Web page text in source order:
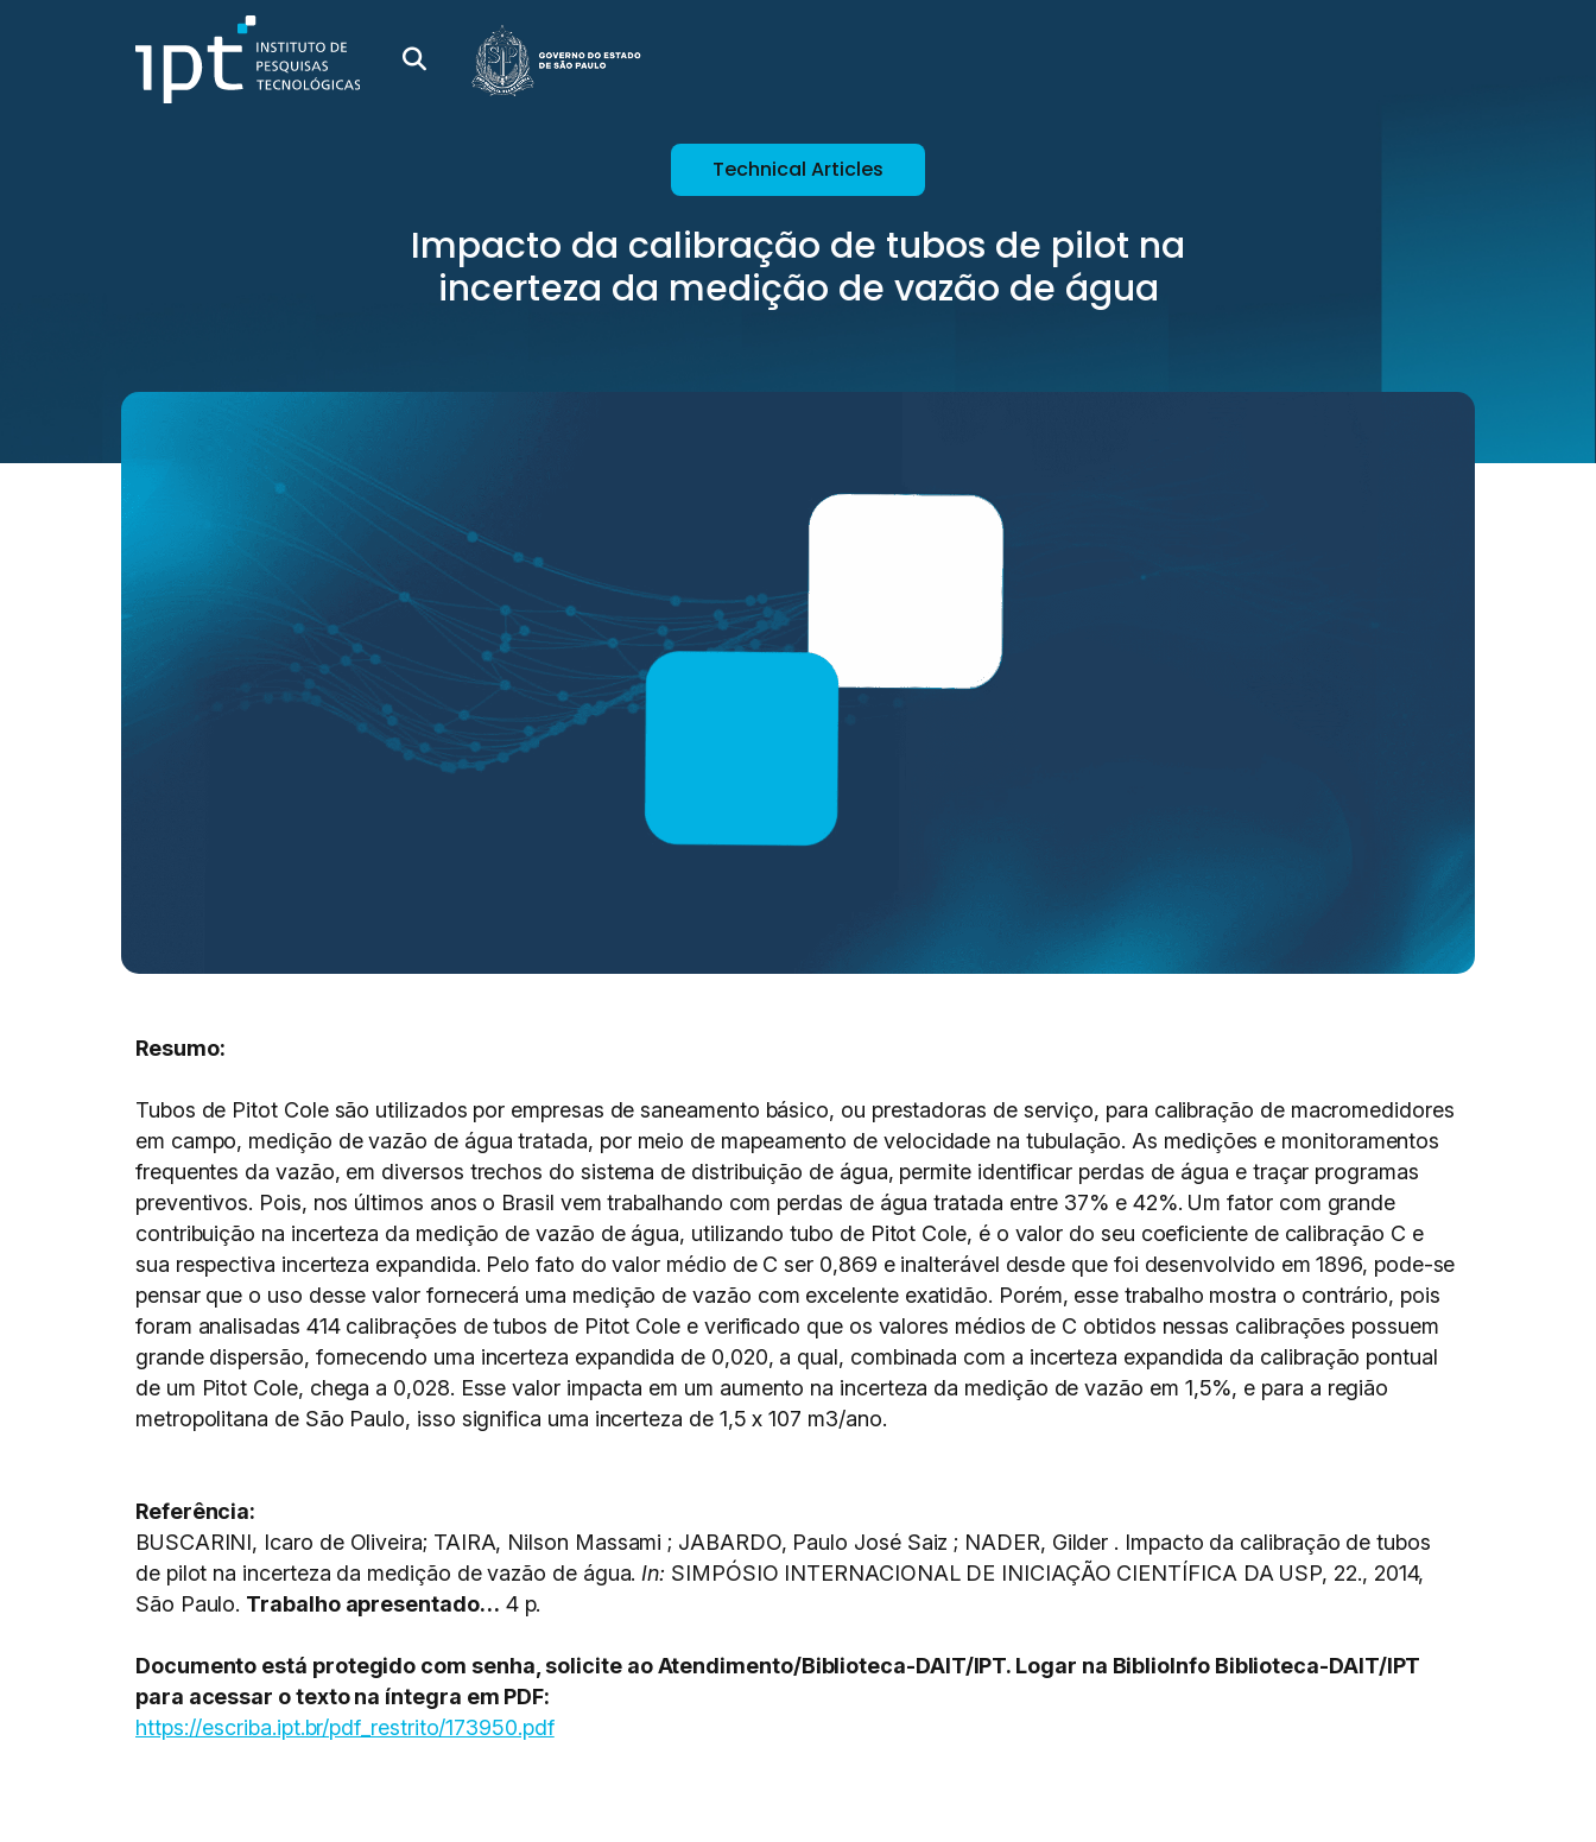
Technical Articles
Impacto da calibração de tubos de pilot na
incerteza da medição de vazão de água
Resumo:
Tubos de Pitot Cole são utilizados por empresas de saneamento básico, ou prestadoras de serviço, para calibração de macromedidores
em campo, medição de vazão de água tratada, por meio de mapeamento de velocidade na tubulação. As medições e monitoramentos
frequentes da vazão, em diversos trechos do sistema de distribuição de água, permite identificar perdas de água e traçar programas
preventivos. Pois, nos últimos anos o Brasil vem trabalhando com perdas de água tratada entre 37% e 42%. Um fator com grande
contribuição na incerteza da medição de vazão de água, utilizando tubo de Pitot Cole, é o valor do seu coeficiente de calibração C e
sua respectiva incerteza expandida. Pelo fato do valor médio de C ser 0,869 e inalterável desde que foi desenvolvido em 1896, pode-se
pensar que o uso desse valor fornecerá uma medição de vazão com excelente exatidão. Porém, esse trabalho mostra o contrário, pois
foram analisadas 414 calibrações de tubos de Pitot Cole e verificado que os valores médios de C obtidos nessas calibrações possuem
grande dispersão, fornecendo uma incerteza expandida de 0,020, a qual, combinada com a incerteza expandida da calibração pontual
de um Pitot Cole, chega a 0,028. Esse valor impacta em um aumento na incerteza da medição de vazão em 1,5%, e para a região
metropolitana de São Paulo, isso significa uma incerteza de 1,5 x 107 m3/ano.
Referência:
BUSCARINI, Icaro de Oliveira; TAIRA, Nilson Massami ; JABARDO, Paulo José Saiz ; NADER, Gilder . Impacto da calibração de tubos
de pilot na incerteza da medição de vazão de água. In: SIMPÓSIO INTERNACIONAL DE INICIAÇÃO CIENTÍFICA DA USP, 22., 2014,
São Paulo. Trabalho apresentado… 4 p.
Documento está protegido com senha, solicite ao Atendimento/Biblioteca-DAIT/IPT. Logar na BiblioInfo Biblioteca-DAIT/IPT
para acessar o texto na íntegra em PDF:
https://escriba.ipt.br/pdf_restrito/173950.pdf